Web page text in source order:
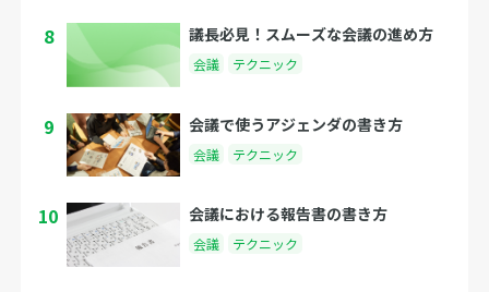
8 議長必見！スムーズな会議の進め方
会議 テクニック
9 会議で使うアジェンダの書き方
会議 テクニック
10 会議における報告書の書き方
会議 テクニック